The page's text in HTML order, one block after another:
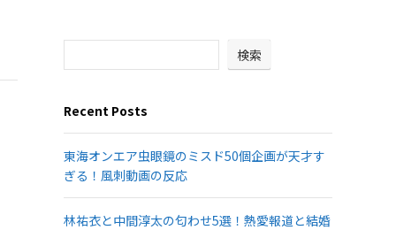
検索
Recent Posts
東海オンエア虫眼鏡のミスド50個企画が天才す
ぎる！風刺動画の反応
林祐衣と中間淳太の匂わせ5選！熱愛報道と結婚